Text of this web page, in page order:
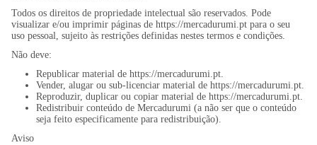
Todos os direitos de propriedade intelectual são reservados. Pode
visualizar e/ou imprimir páginas de https://mercadurumi.pt para o seu
uso pessoal, sujeito às restrições definidas nestes termos e condições.
Não deve:
Republicar material de https://mercadurumi.pt.
Vender, alugar ou sub-licenciar material de https://mercadurumi.pt.
Reproduzir, duplicar ou copiar material de https://mercadurumi.pt.
Redistribuir conteúdo de Mercadurumi (a não ser que o conteúdo
seja feito especificamente para redistribuição).
Aviso